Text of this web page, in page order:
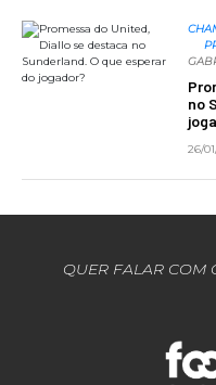
no
26/
QUER FALAR COM